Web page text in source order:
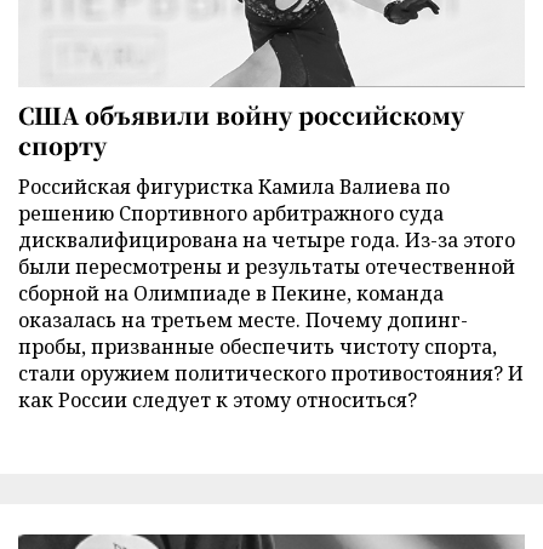
США объявили войну российскому
спорту
Российская фигуристка Камила Валиева по
решению Спортивного арбитражного суда
дисквалифицирована на четыре года. Из-за этого
были пересмотрены и результаты отечественной
сборной на Олимпиаде в Пекине, команда
оказалась на третьем месте. Почему допинг-
пробы, призванные обеспечить чистоту спорта,
стали оружием политического противостояния? И
как России следует к этому относиться?